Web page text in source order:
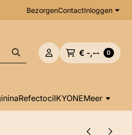
BezorgenContactInloggen
€ -,-- 0
RefectocilKYONEMeer